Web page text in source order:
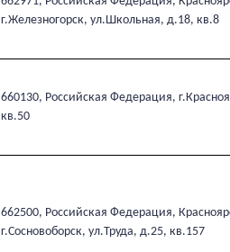
г.Железногорск, ул.Школьная, д.18, кв.8
660130, Российская Федерация,
кв.50
662500, Российская Федерация,
г.Сосновоборск, ул.Труда, д.25, кв.157